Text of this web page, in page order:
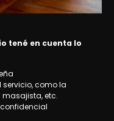
tené en cuenta lo
como la
etc.
confidencial